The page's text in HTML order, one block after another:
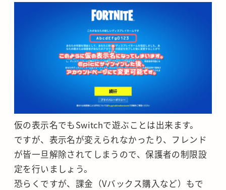
仮の表示名でもSwitchで遊ぶことは出来ます。
ですが、表示名が変えられなかったり、フレンド
が皆一旦解除されてしまうので、保護者の制限設
定を行いましょう。
恐らくですが、課金（Vバックス購入など）もで